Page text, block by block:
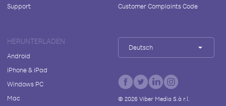
Support
Customer Complaints Code
HERUNTERLADEN
Android
iPhone & iPad
Windows PC
Mac
Deutsch
© 2026Viber Media S.à r.l.